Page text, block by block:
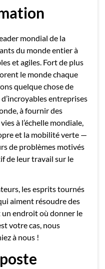
mondial de la
du monde entier à
et agiles. Fort de plus
le monde chaque
quelque chose de
entreprises
à fournir des
à l’échelle mondiale,
et la mobilité verte —
de problèmes motivés
de leur travail sur le
les esprits tournés
aiment résoudre des
endroit où donner le
votre cas, nous
à nous !